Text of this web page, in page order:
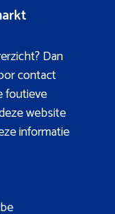
Dan
contact
foutieve
website
informatie